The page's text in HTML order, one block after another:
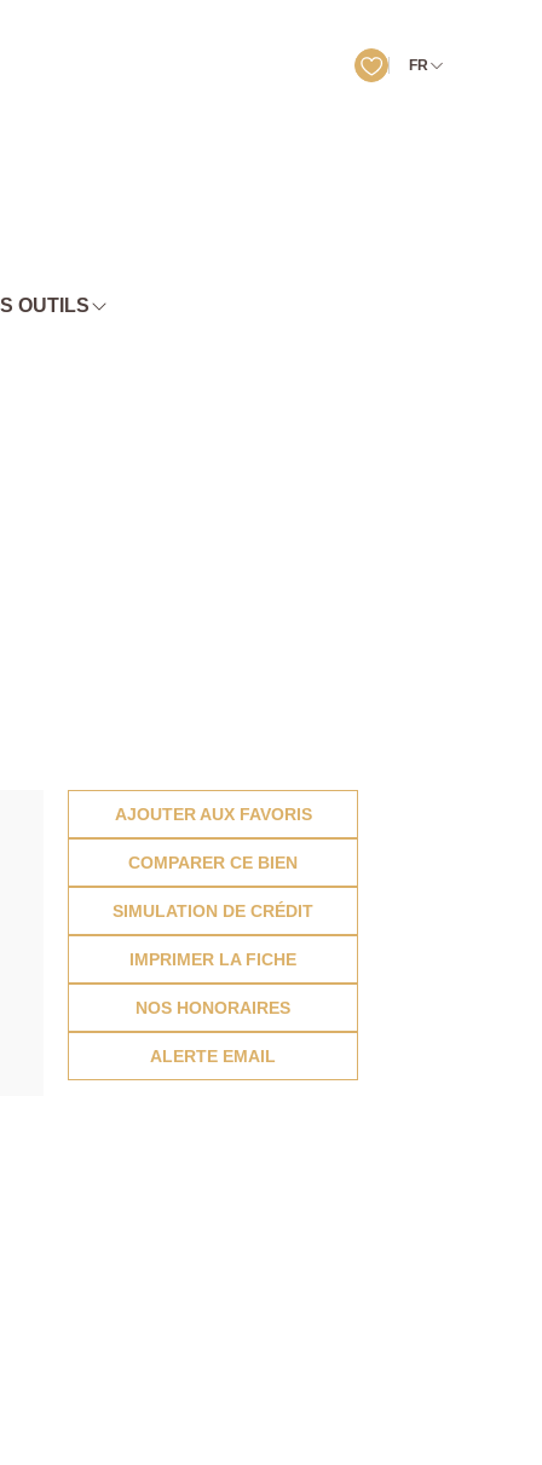
FR
OUTILS
AJOUTER AUX FAVORIS
COMPARER CE BIEN
SIMULATION DE CRÉDIT
IMPRIMER LA FICHE
NOS HONORAIRES
ALERTE EMAIL